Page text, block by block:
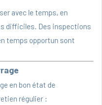
avec le temps, en
difficiles. Des inspections
temps opportun sont
en bon état de
régulier :